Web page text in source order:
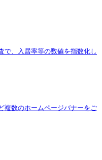
で、入居率等の数値を指数化し
複数のホームページバナーをご